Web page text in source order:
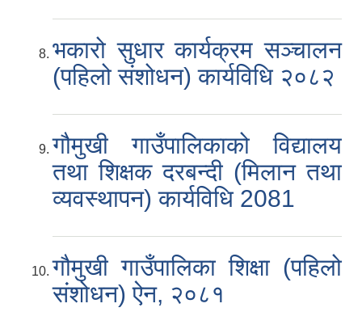
भकारो सुधार कार्यक्रम सञ्चालन
(पहिलो संशोधन) कार्यविधि २०८२
गौमुखी गाउँपालिकाको विद्यालय
तथा शिक्षक दरबन्दी (मिलान तथा
व्यवस्थापन) कार्यविधि 2081
गौमुखी गाउँपालिका शिक्षा (पहिलो
संशोधन) ऐन, २०८१